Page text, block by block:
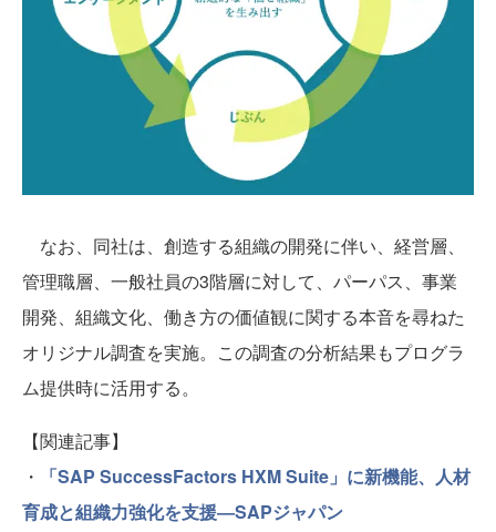
なお、同社は、創造する組織の開発に伴い、経営層、
管理職層、一般社員の3階層に対して、パーパス、事業
開発、組織文化、働き方の価値観に関する本音を尋ねた
オリジナル調査を実施。この調査の分析結果もプログラ
ム提供時に活用する。
【関連記事】
・
「SAP SuccessFactors HXM Suite」に新機能、人材
育成と組織力強化を支援―SAPジャパン